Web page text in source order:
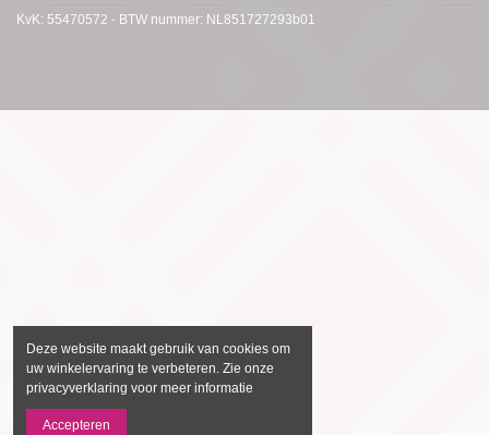
KvK: 55470572 - BTW nummer: NL851727293b01
Deze website maakt gebruik van cookies om
uw winkelervaring te verbeteren. Zie onze
privacyverklaring voor meer informatie
Accepteren